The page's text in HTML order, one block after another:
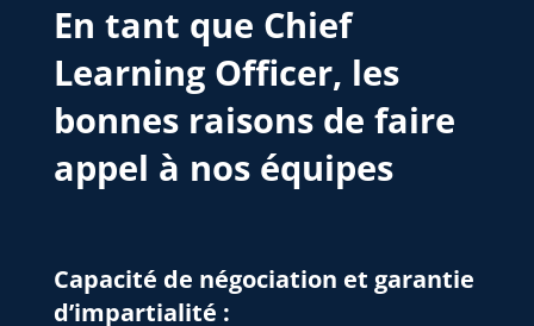
En tant que Chief
Learning Officer, les
bonnes raisons de faire
appel à nos équipes
Capacité de négociation et garantie
d’impartialité :